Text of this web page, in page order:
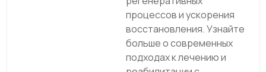
процессов и ускорения
восстановления. Узнайте
больше о современных
подходах к лечению и